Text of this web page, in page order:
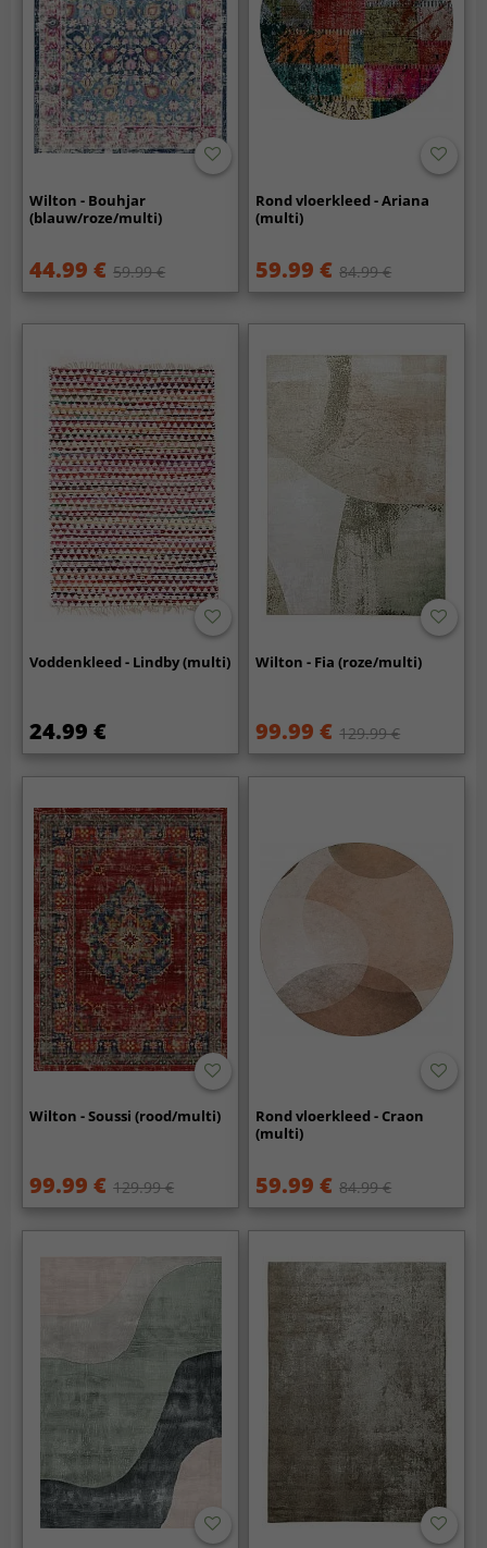
Wilton - Bouhjar
(blauw/roze/multi)
44.99 € 59.99 €
Rond vloerkleed - Ariana
(multi)
59.99 € 84.99 €
Voddenkleed - Lindby (multi)
24.99 €
Wilton - Fia (roze/multi)
99.99 € 129.99 €
Wilton - Soussi (rood/multi)
99.99 € 129.99 €
Rond vloerkleed - Craon
(multi)
59.99 € 84.99 €